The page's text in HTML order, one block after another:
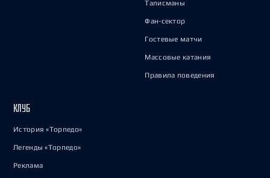
Талисманы
Фан-сектор
Гостевые матчи
Массовые катания
Правила поведения
КЛУБ
История «Торпедо»
Легенды «Торпедо»
Реклама